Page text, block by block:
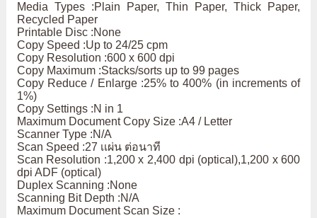
Media Types :Plain Paper, Thin Paper, Thick Paper,
Recycled Paper
Printable Disc :None
Copy Speed :Up to 24/25 cpm
Copy Resolution :600 x 600 dpi
Copy Maximum :Stacks/sorts up to 99 pages
Copy Reduce / Enlarge :25% to 400% (in increments of
1%)
Copy Settings :N in 1
Maximum Document Copy Size :A4 / Letter
Scanner Type :N/A
Scan Speed :27 เเผ่น ต่อนาที
Scan Resolution :1,200 x 2,400 dpi (optical),1,200 x 600
dpi ADF (optical)
Duplex Scanning :None
Scanning Bit Depth :N/A
Maximum Document Scan Size :